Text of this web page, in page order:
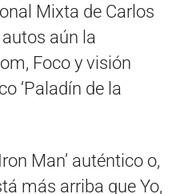
Mixta de Carlos
aún la
Foco y visión
‘Paladín de la
Man’ auténtico o,
más arriba que Yo,